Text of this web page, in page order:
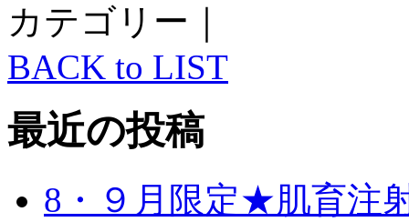
カテゴリー｜
BACK to LIST
最近の投稿
8・９月限定★肌育注